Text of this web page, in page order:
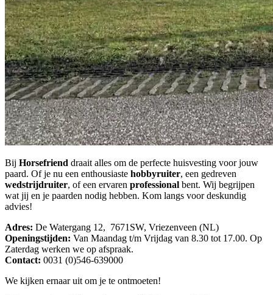
Bij Horsefriend draait alles om de perfecte huisvesting voor jouw
paard. Of je nu een enthousiaste hobbyruiter, een gedreven
wedstrijdruiter, of een ervaren professional bent. Wij begrijpen
wat jij en je paarden nodig hebben. Kom langs voor deskundig
advies!
Adres: De Watergang 12, 7671SW, Vriezenveen (NL)
Openingstijden: Van Maandag t/m Vrijdag van 8.30 tot 17.00. Op
Zaterdag werken we op afspraak.
Contact: 0031 (0)546-639000
We kijken ernaar uit om je te ontmoeten!